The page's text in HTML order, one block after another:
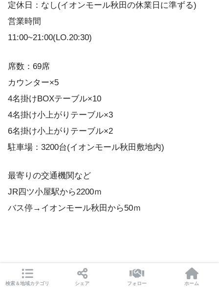
定休日：なし(イオンモール秋田の休業日に準ずる)
営業時間
11:00~21:00(LO.20:30)
席数：69席
カウンター×5
4名掛けBOXテーブル×10
4名掛け小上がりテーブル×3
6名掛け小上がりテーブル×2
駐車場：3200台(イオンモール秋田敷地内)
最寄りの交通機関など
JR四ツ小屋駅から2200ｍ
バス停→イオンモール秋田から50ｍ
検索＆地域カテゴリ シェア フォロー ホーム